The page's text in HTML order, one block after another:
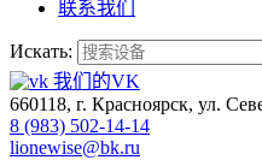
联系我们
Искать:
我们的VK
660118, г. Красноярск, ул.
8 (983) 502-14-14
lionewise@bk.ru